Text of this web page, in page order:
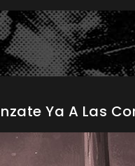
Ya A Las